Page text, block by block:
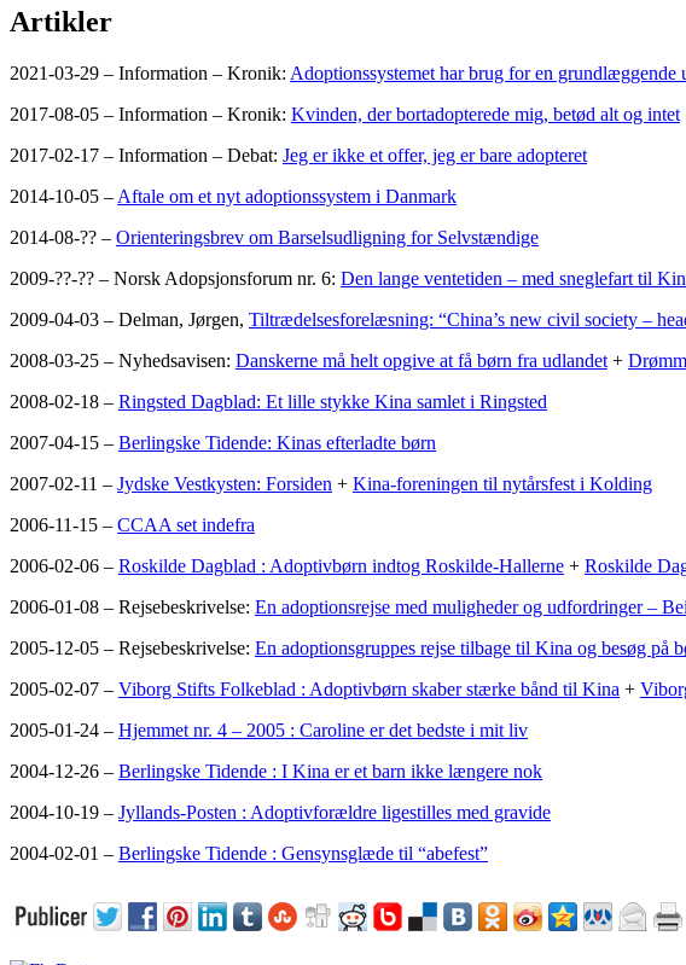
Artikler
2021-03-29 – Information – Kronik: Adoptionssystemet har brug for en grundlæggende
2017-08-05 – Information – Kronik: Kvinden, der bortadopterede mig, betød alt og intet
2017-02-17 – Information – Debat: Jeg er ikke et offer, jeg er bare adopteret
2014-10-05 – Aftale om et nyt adoptionssystem i Danmark
2014-08-?? – Orienteringsbrev om Barselsudligning for Selvstændige
2009-??-?? – Norsk Adopsjonsforum nr. 6: Den lange ventetiden – med sneglefart til
2009-04-03 – Delman, Jørgen, Tiltrædelsesforelæsning: “China’s new civil society –
2008-03-25 – Nyhedsavisen: Danskerne må helt opgive at få børn fra udlandet +
2008-02-18 – Ringsted Dagblad: Et lille stykke Kina samlet i Ringsted
2007-04-15 – Berlingske Tidende: Kinas efterladte børn
2007-02-11 – Jydske Vestkysten: Forsiden + Kina-foreningen til nytårsfest i Kolding
2006-11-15 – CCAA set indefra
2006-02-06 – Roskilde Dagblad : Adoptivbørn indtog Roskilde-Hallerne + Roskilde
2006-01-08 – Rejsebeskrivelse: En adoptionsrejse med muligheder og udfordringer –
2005-12-05 – Rejsebeskrivelse: En adoptionsgruppes rejse tilbage til Kina og besøg på
2005-02-07 – Viborg Stifts Folkeblad : Adoptivbørn skaber stærke bånd til Kina +
2005-01-24 – Hjemmet nr. 4 – 2005 : Caroline er det bedste i mit liv
2004-12-26 – Berlingske Tidende : I Kina er et barn ikke længere nok
2004-10-19 – Jyllands-Posten : Adoptivforældre ligestilles med gravide
2004-02-01 – Berlingske Tidende : Gensynsglæde til “abefest”